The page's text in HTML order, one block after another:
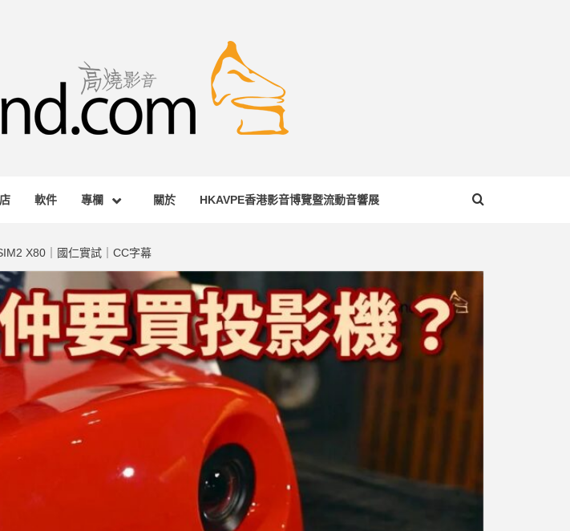
軟件 專欄 關於 HKAVPE香港影音博覽暨流動音響展
X80｜國仁實試｜CC字幕